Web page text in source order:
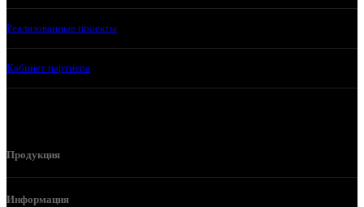
Реализованные проекты
Кабинет партнера
Продукция
Информация